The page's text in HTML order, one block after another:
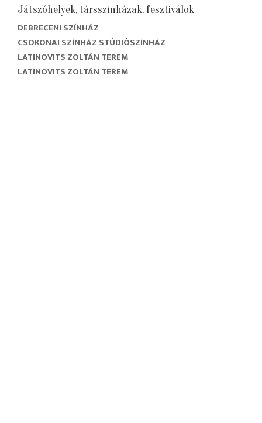
Játszóhelyek, társszínházak, fesztiválok
DEBRECENI SZÍNHÁZ
CSOKONAI SZÍNHÁZ STÚDIÓSZÍNHÁZ
LATINOVITS ZOLTÁN TEREM
LATINOVITS ZOLTÁN TEREM